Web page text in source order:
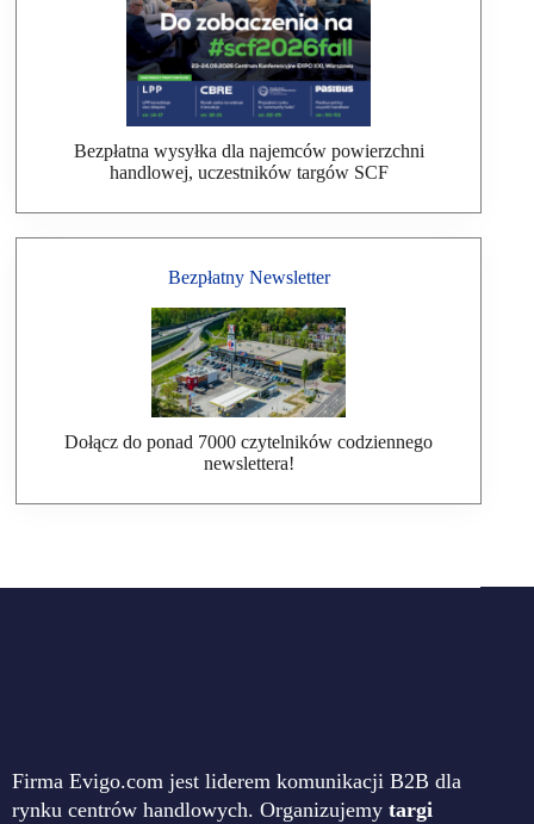
Bezpłatna wysyłka dla najemców powierzchni
handlowej, uczestników targów SCF
Bezpłatny Newsletter
Dołącz do ponad 7000 czytelników codziennego
newslettera!
Firma Evigo.com jest liderem komunikacji B2B dla
rynku centrów handlowych. Organizujemy targi